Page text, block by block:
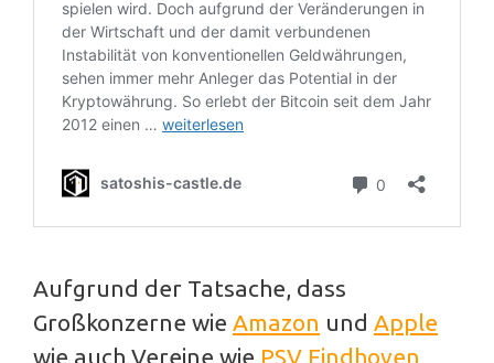
Aufgrund der Tatsache, dass
Großkonzerne wie Amazon und Apple
wie auch Vereine wie PSV Eindhoven